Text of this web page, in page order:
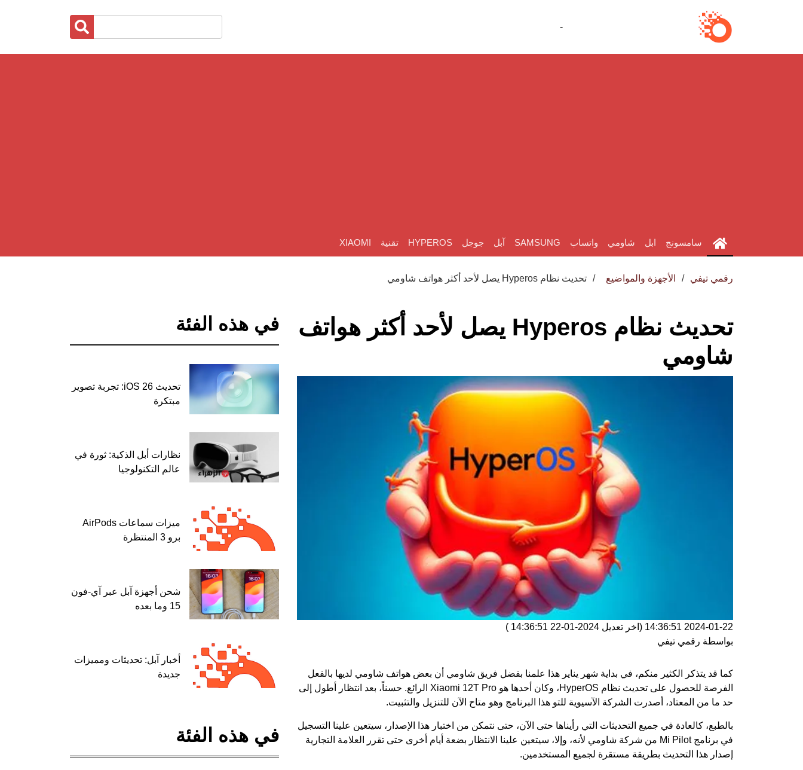
-
سامسونج ابل شاومي واتساب SAMSUNG آبل جوجل HYPEROS تقنية XIAOMI
رقمي تيفي الأجهزة والمواضيع تحديث نظام Hyperos يصل لأحد أكثر هواتف شاومي
تحديث نظام Hyperos يصل لأحد أكثر هواتف
شاومي
2024-01-22 14:36:51 (اخر تعديل 2024-01-22 14:36:51
)
بواسطة رقمي تيفي
كما قد يتذكر الكثير منكم، في بداية شهر يناير هذا علمنا بفضل فريق شاومي أن بعض هواتف شاومي لديها بالفعل
الفرصة للحصول على تحديث نظام HyperOS، وكان أحدها هو
Xiaomi 12T Pro الرائع. حسناً، بعد انتظار أطول إلى
حد ما من المعتاد، أصدرت الشركة الآسيوية للتو هذا البرنامج وهو متاح الآن للتنزيل والتثبيت.
بالطبع، كالعادة في جميع التحديثات التي رأيناها حتى الآن، حتى نتمكن من اختبار هذا الإصدار، سيتعين علينا التسجيل
في برنامج Mi Pilot من شركة شاومي لأنه، وإلا، سيتعين علينا الانتظار بضعة أيام أخرى حتى تقرر العلامة التجارية
إصدار هذا التحديث بطريقة مستقرة لجميع المستخدمين.
في هذه الفئة
تحديث iOS 26: تجربة تصوير
مبتكرة
نظارات أبل الذكية: ثورة في
عالم التكنولوجيا
ميزات سماعات AirPods
برو 3 المنتظرة
شحن أجهزة آبل عبر آي-فون
15 وما بعده
أخبار آبل: تحديثات ومميزات
جديدة
في هذه الفئة